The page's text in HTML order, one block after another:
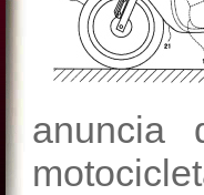
anuncia